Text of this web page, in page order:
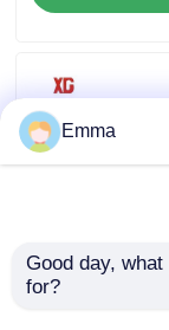
संपर्क करें
एक उद्धरण की
एयर लोड ब्रेक
एलसीजेड -35 क्यू
Emma
Good day,
for?